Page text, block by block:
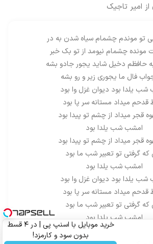
امیر تاجیک
تو موندم چشمام سیاه شدن به در
مونده چشمام نیومد از تو بک خبر
حافظم دخیل شاید یجور جادو بشه
فال ما یجوری زیر و رو بشه
یلدا بود دیوان غزل وا بود
قدحم میداد مستانه سر پا بود
قجر میداد از چشم تو پیدا بود
امشب شب یلدا بود
قجر میداد از چشم تو پیدا بود
که گرفتی تو تعبیر شب ما بود
امشب شب یلدا بود
یلدا بود دیوان غزل وا بود
قدحم میداد مستانه سر پا بود
که گرفتی تو تعبیر شب ما بود
امشب شب یلدا بود
خرید موبایل با اسنپ پی | در ۴ قسط
بدون سود و کارمزد!